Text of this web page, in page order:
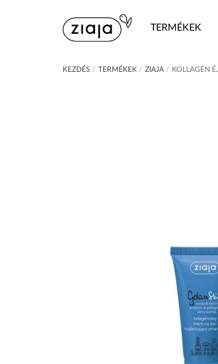
TERMÉKEK
KEZDÉS / TERMÉKEK / ZIAJA / KOLLAGÉN